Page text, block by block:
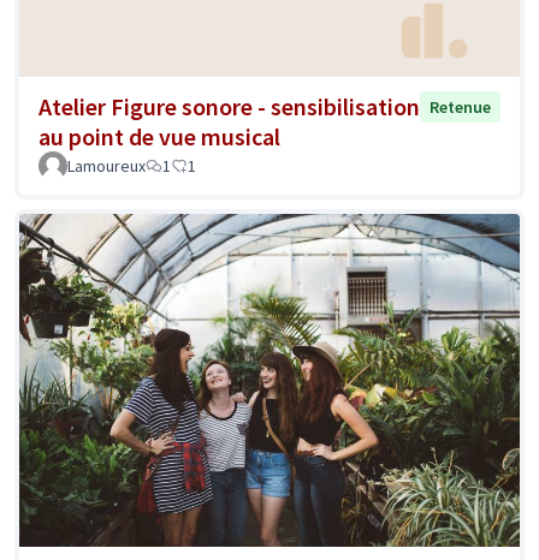
Atelier Figure sonore - sensibilisation
au point de vue musical
Retenue
Lamoureux 1 1